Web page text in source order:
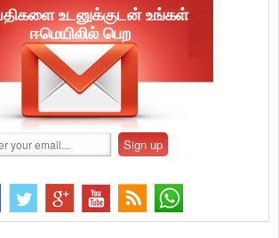
உடனுக்குடன் உங்கள்
ஈமெயிலில் பெற